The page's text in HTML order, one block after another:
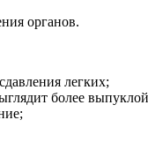
органов.
легких;
более